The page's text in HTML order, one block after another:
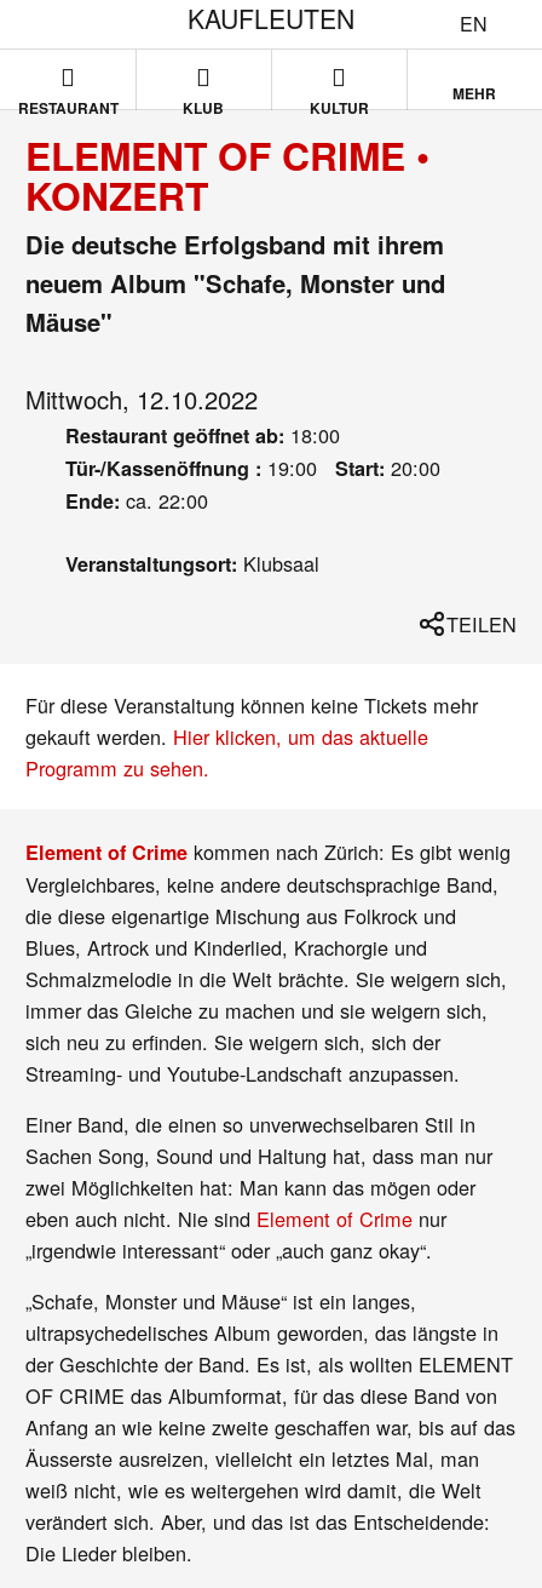
EN
KAUFLEUTEN
RESTAURANT KLUB KULTUR
MEHR
ELEMENT OF CRIME •
KONZERT
Die deutsche Erfolgsband mit ihrem
neuem Album "Schafe, Monster und
Mäuse"
Mittwoch, 12.10.2022
Restaurant geöffnet ab: 18:00
Tür-/Kassenöffnung : 19:00 Start: 20:00
Ende: ca. 22:00
Veranstaltungsort: Klubsaal
TEILEN
Für diese Veranstaltung können keine Tickets mehr
gekauft werden. Hier klicken, um das aktuelle
Programm zu sehen.
Element of Crime kommen nach Zürich: Es gibt wenig
Vergleichbares, keine andere deutschsprachige Band,
die diese eigenartige Mischung aus Folkrock und
Blues, Artrock und Kinderlied, Krachorgie und
Schmalzmelodie in die Welt brächte. Sie weigern sich,
immer das Gleiche zu machen und sie weigern sich,
sich neu zu erfinden. Sie weigern sich, sich der
Streaming- und Youtube-Landschaft anzupassen.
Einer Band, die einen so unverwechselbaren Stil in
Sachen Song, Sound und Haltung hat, dass man nur
zwei Möglichkeiten hat: Man kann das mögen oder
eben auch nicht. Nie sind Element of Crime nur
„irgendwie interessant“ oder „auch ganz okay“.
„Schafe, Monster und Mäuse“ ist ein langes,
ultrapsychedelisches Album geworden, das längste in
der Geschichte der Band. Es ist, als wollten ELEMENT
OF CRIME das Albumformat, für das diese Band von
Anfang an wie keine zweite geschaffen war, bis auf das
Äusserste ausreizen, vielleicht ein letztes Mal, man
weiß nicht, wie es weitergehen wird damit, die Welt
verändert sich. Aber, und das ist das Entscheidende:
Die Lieder bleiben.